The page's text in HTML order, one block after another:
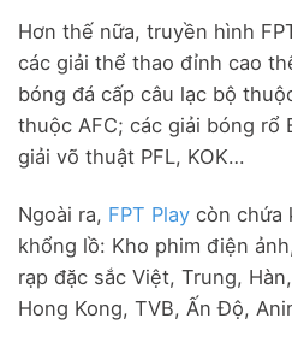
Hơn thế nữa, truyền hình
các giải thể thao đỉnh cao
bóng đá cấp câu lạc bộ
thuộc AFC; các giải bóng rổ
giải võ thuật PFL, KOK…
Ngoài ra, FPT Play còn chứa
khổng lồ: Kho phim điện
rạp đặc sắc Việt, Trung,
Hong Kong, TVB, Ấn Độ,